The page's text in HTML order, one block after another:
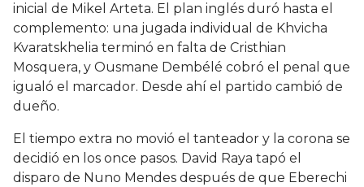
inicial de Mikel Arteta. El plan inglés duró hasta el
complemento: una jugada individual de Khvicha
Kvaratskhelia terminó en falta de Cristhian
Mosquera, y Ousmane Dembélé cobró el penal que
igualó el marcador. Desde ahí el partido cambió de
dueño.
El tiempo extra no movió el tanteador y la corona se
decidió en los once pasos. David Raya tapó el
disparo de Nuno Mendes después de que Eberechi